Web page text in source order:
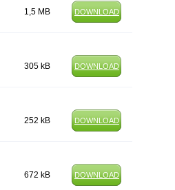
1,5 MB DOWNLOAD
305 kB DOWNLOAD
252 kB DOWNLOAD
672 kB DOWNLOAD